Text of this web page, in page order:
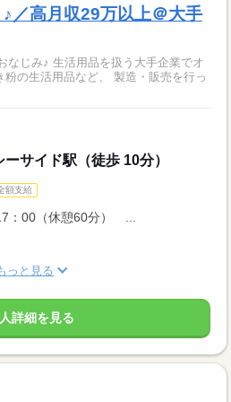
／高月収29万以上＠大手
なじみ♪ 生活用品を扱う大手企業でオ
サイド駅（徒歩 10分）
額支給
：00（休憩60分） ...
っと見る
詳細を見る